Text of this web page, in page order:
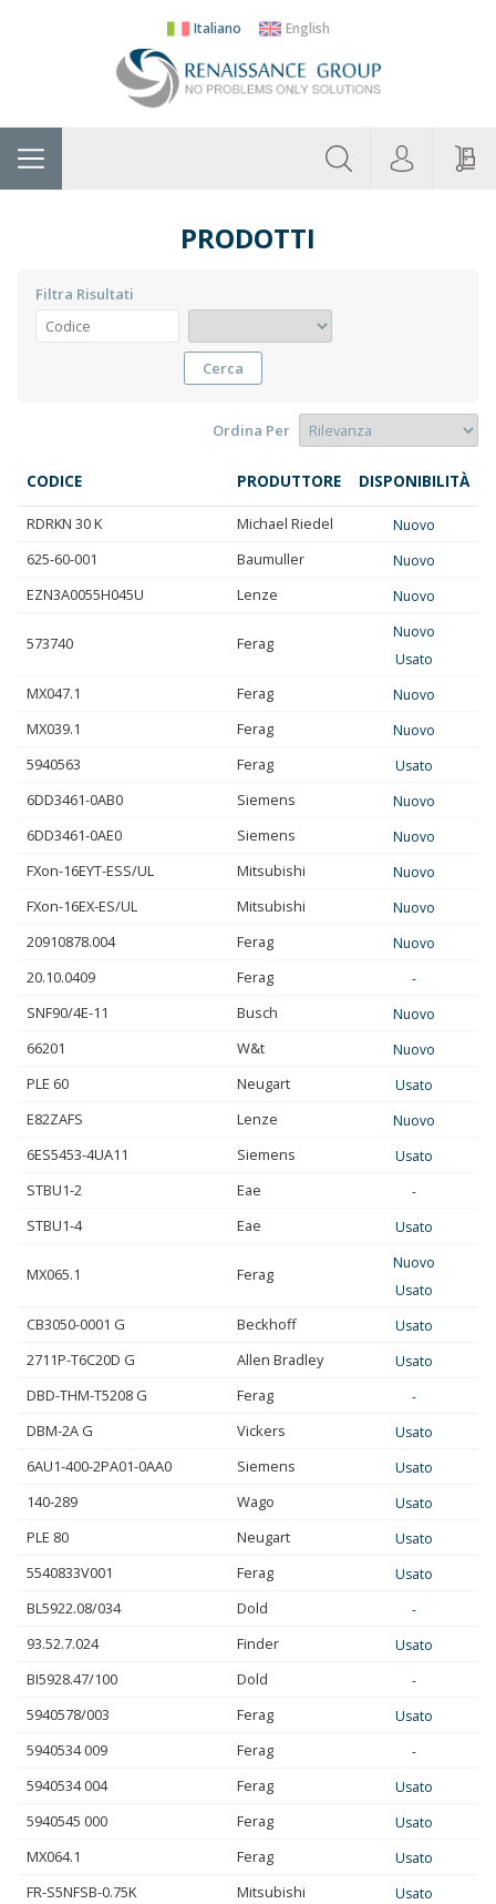
Italiano English
Home Contatti
PRODOTTI
Filtra Risultati
Cerca
Ordina Per
CODICE PRODUTTORE DISPONIBILITÀ
RDRKN 30 K Michael Riedel Nuovo
625-60-001 Baumuller Nuovo
EZN3A0055H045U Lenze Nuovo
573740 Ferag
Nuovo
Usato
MX047.1 Ferag Nuovo
MX039.1 Ferag Nuovo
5940563 Ferag Usato
6DD3461-0AB0 Siemens Nuovo
6DD3461-0AE0 Siemens Nuovo
FXon-16EYT-ESS/UL Mitsubishi Nuovo
FXon-16EX-ES/UL Mitsubishi Nuovo
20910878.004 Ferag Nuovo
20.10.0409 Ferag -
SNF90/4E-11 Busch Nuovo
66201 W&t Nuovo
PLE 60 Neugart Usato
E82ZAFS Lenze Nuovo
6ES5453-4UA11 Siemens Usato
STBU1-2 Eae -
STBU1-4 Eae Usato
MX065.1 Ferag
Nuovo
Usato
CB3050-0001 G Beckhoff Usato
2711P-T6C20D G Allen Bradley Usato
DBD-THM-T5208 G Ferag -
DBM-2A G Vickers Usato
6AU1-400-2PA01-0AA0 Siemens Usato
140-289 Wago Usato
PLE 80 Neugart Usato
5540833V001 Ferag Usato
BL5922.08/034 Dold -
93.52.7.024 Finder Usato
BI5928.47/100 Dold -
5940578/003 Ferag Usato
5940534 009 Ferag -
5940534 004 Ferag Usato
5940545 000 Ferag Usato
MX064.1 Ferag Usato
FR-S5NFSB-0.75K Mitsubishi Usato